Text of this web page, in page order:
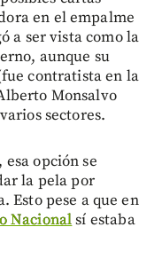
en el empalme
a ser vista como la
aunque su
contratista en la
Monsalvo
sectores.
opción se
la pela por
Esto pese a que en
Nacionalsí estaba